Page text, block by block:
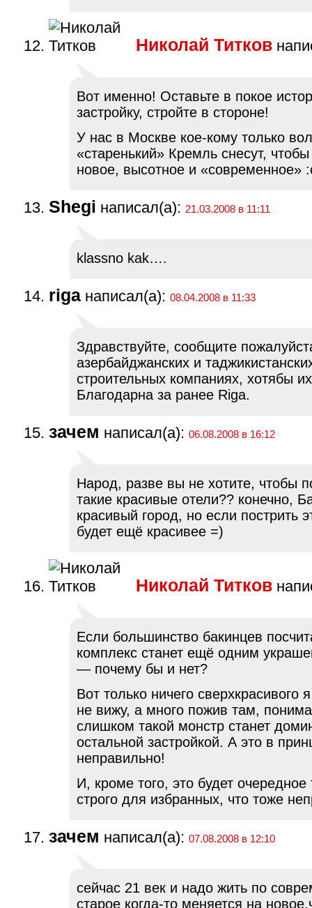
Николай Титков
Вот именно! Оставьте в покое
застройку, стройте в стороне!
У нас в Москве кое-кому только
«старенький» Кремль снесут, чтобы
новое, высотное и «современное»
Shegi написал(а): 21.03.2008 в 11:11
klassno kak….
riga написал(а): 08.04.2008 в 11:33
Здравствуйте, сообщите
азербайджанских и
строительных компаниях, хотябы
Благодарна за ранее Riga.
зачем написал(а): 06.08.2008 в 16:12
Народ, разве вы не хотите, чтобы
такие красивые отели?? конечно,
красивый город, но если пострить
будет ещё красивее =)
Николай Титков
Если большинство бакинцев
комплекс станет ещё одним
— почему бы и нет?
Вот только ничего сверхкрасивого
не вижу, а много пожив там,
слишком такой монстр станет
остальной застройкой. А это в
неправильно!
И, кроме того, это будет очередное
строго для избранных, что тоже
зачем написал(а): 07.08.2008 в 12:10
сейчас 21 век и надо жить по
старое когда-то меняется на